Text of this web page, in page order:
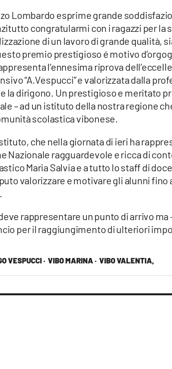
VESPUCCI · VIBO MARINA · VIBO VALENTIA,
Lombardo esprime grande
congratularmi con i ragazzi per la
di un lavoro di grande qualità,
premio prestigioso é motivo
l’ennesima riprova
“A.Vespucci” e valorizzata dalla
la dirigono. Un prestigioso e meritato
– ad un istituto della nostra regione
scolastica vibonese.
che nella giornata di ieri ha
Nazionale ragguardevole e ricca di
Maria Salvia e a tutto lo staff di
valorizzare e motivare gli alunni
rappresentare un punto di arrivo
per il raggiungimento di ulteriori